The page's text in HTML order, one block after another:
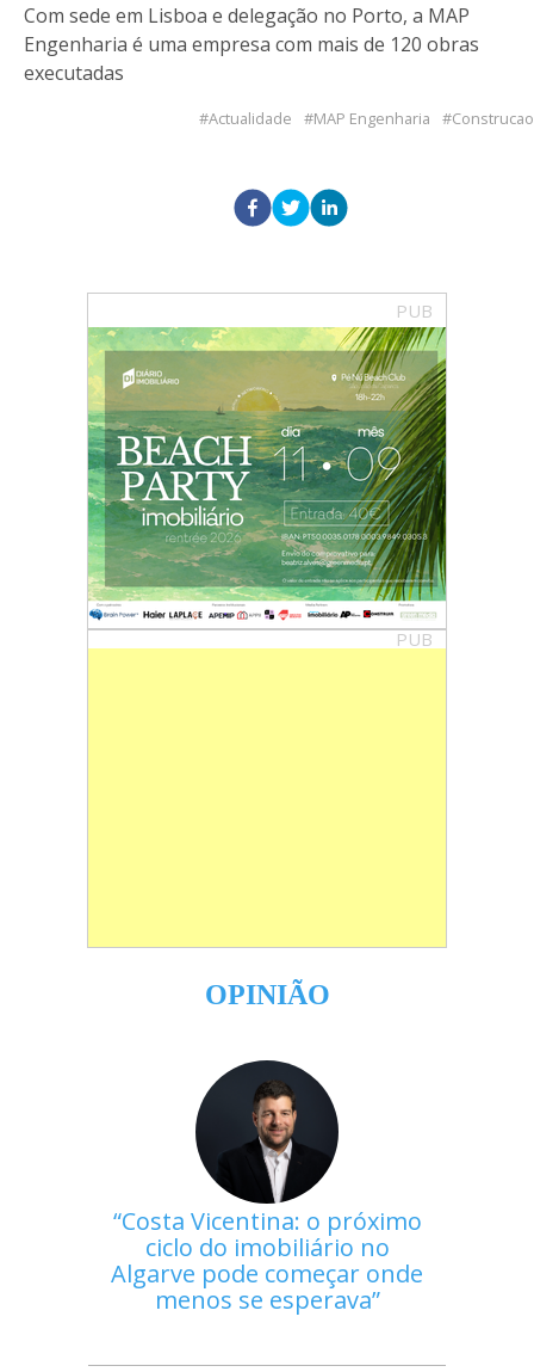
Com sede em Lisboa e delegação no Porto, a MAP
Engenharia é uma empresa com mais de 120 obras
executadas
Actualidade MAP Engenharia Construcao
PUB
PUB
OPINIÃO
Costa Vicentina: o próximo
ciclo do imobiliário no
Algarve pode começar onde
menos se esperava